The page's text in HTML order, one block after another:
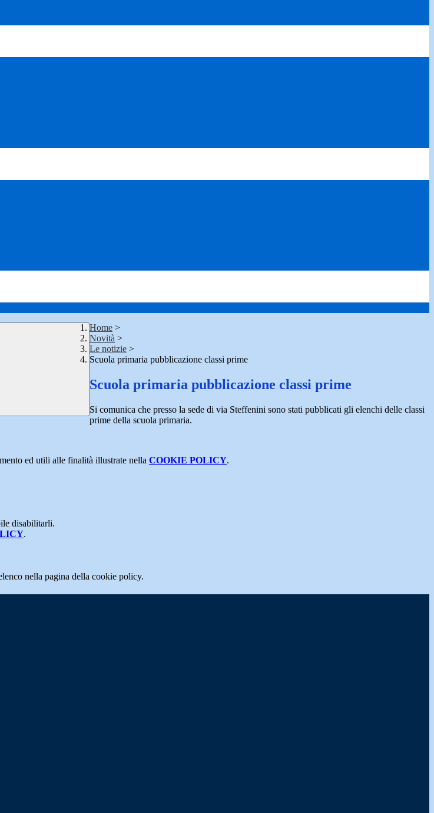
Home >
Novità >
Le notizie >
Scuola primaria pubblicazione classi prime
Scuola primaria pubblicazione classi prime
Si comunica che presso la sede di via Steffenini sono stati pubblicati gli elenchi delle classi
prime della scuola primaria.
ed utili alle finalità illustrate nella COOKIE POLICY.
disabilitarli.
.
nella pagina della cookie policy.